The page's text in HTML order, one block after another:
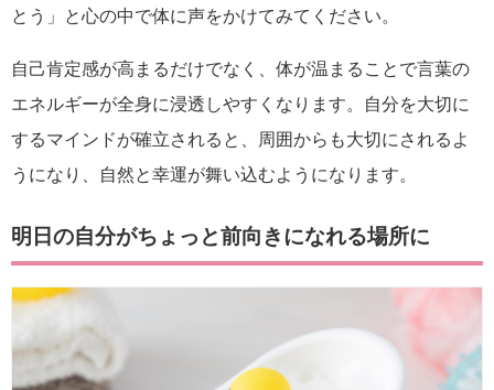
とう」と心の中で体に声をかけてみてください。
自己肯定感が高まるだけでなく、体が温まることで言葉の
エネルギーが全身に浸透しやすくなります。自分を大切に
するマインドが確立されると、周囲からも大切にされるよ
うになり、自然と幸運が舞い込むようになります。
明日の自分がちょっと前向きになれる場所に